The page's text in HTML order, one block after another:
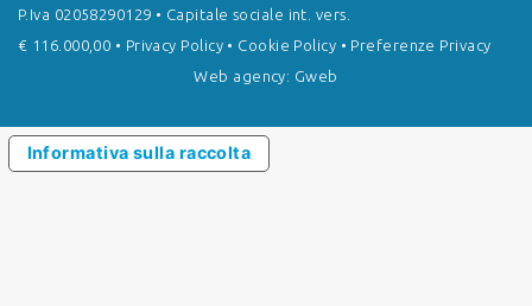
P.Iva 02058290129 • Capitale sociale int. vers.
€ 116.000,00 • Privacy Policy• Cookie Policy • Preferenze Privacy
Web agency: Gweb
Informativa sulla raccolta